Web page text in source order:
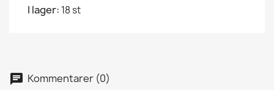
I lager: 18 st
Kommentarer (0)